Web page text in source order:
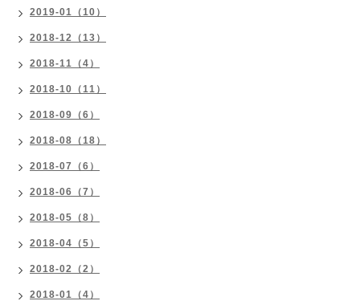
2019-01（10）
2018-12（13）
2018-11（4）
2018-10（11）
2018-09（6）
2018-08（18）
2018-07（6）
2018-06（7）
2018-05（8）
2018-04（5）
2018-02（2）
2018-01（4）